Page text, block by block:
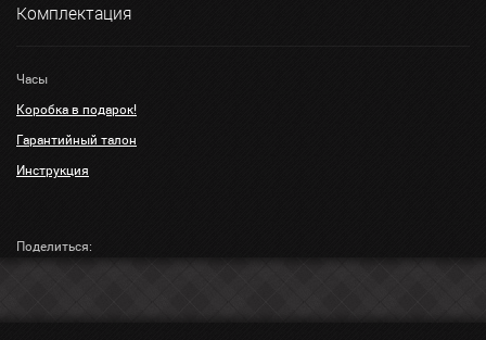
Комплектация
Часы
Коробка в подарок!
Гарантийный талон
Инструкция
Поделиться: